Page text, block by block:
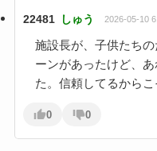
22481 しゅう 2026-05-10
施設長が、子供たち
ーンがあったけど、
た。信頼してるから
0 0